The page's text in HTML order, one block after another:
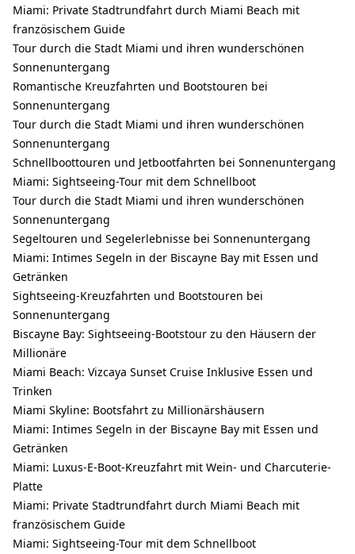
Miami: Private Stadtrundfahrt durch Miami Beach mit
französischem Guide
Tour durch die Stadt Miami und ihren wunderschönen
Sonnenuntergang
Romantische Kreuzfahrten und Bootstouren bei
Sonnenuntergang
Tour durch die Stadt Miami und ihren wunderschönen
Sonnenuntergang
Schnellboottouren und Jetbootfahrten bei Sonnenuntergang
Miami: Sightseeing-Tour mit dem Schnellboot
Tour durch die Stadt Miami und ihren wunderschönen
Sonnenuntergang
Segeltouren und Segelerlebnisse bei Sonnenuntergang
Miami: Intimes Segeln in der Biscayne Bay mit Essen und
Getränken
Sightseeing-Kreuzfahrten und Bootstouren bei
Sonnenuntergang
Biscayne Bay: Sightseeing-Bootstour zu den Häusern der
Millionäre
Miami Beach: Vizcaya Sunset Cruise Inklusive Essen und
Trinken
Miami Skyline: Bootsfahrt zu Millionärshäusern
Miami: Intimes Segeln in der Biscayne Bay mit Essen und
Getränken
Miami: Luxus-E-Boot-Kreuzfahrt mit Wein- und Charcuterie-
Platte
Miami: Private Stadtrundfahrt durch Miami Beach mit
französischem Guide
Miami: Sightseeing-Tour mit dem Schnellboot